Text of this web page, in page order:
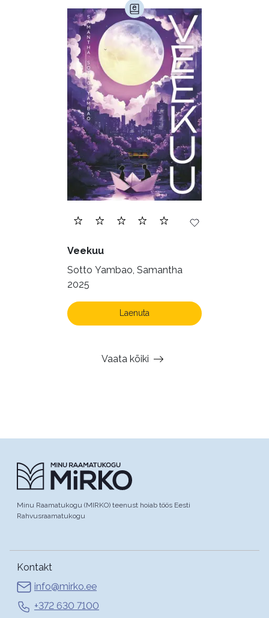
Veekuu
Sotto Yambao, Samantha
2025
Laenuta
Vaata kõiki
Minu Raamatukogu (MIRKO) teenust hoiab töös Eesti
Rahvusraamatukogu
Kontakt
info@mirko.ee
+372 630 7100